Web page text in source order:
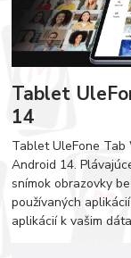
Tablet
14
Tablet UleFone Tab
Android 14.
snímok obrazovky
používaných
aplikácií k vašim